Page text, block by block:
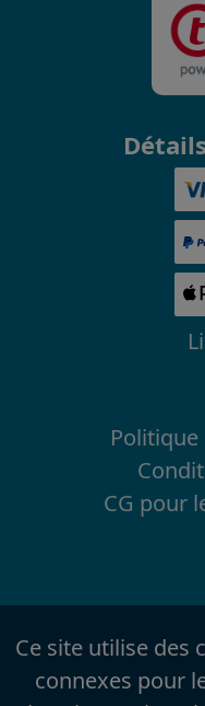
CG pour
Ce site utilise des
connexes pour